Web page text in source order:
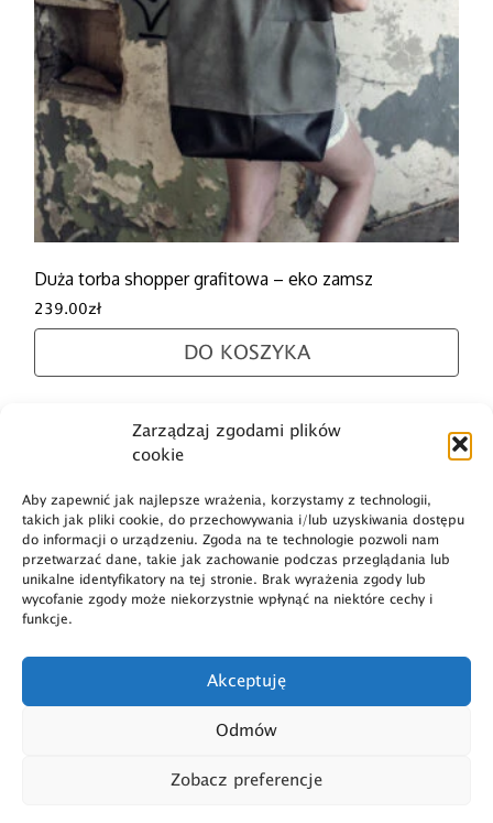
Zarządzaj zgodami plików
cookie
Aby zapewnić jak najlepsze wrażenia, korzystamy z technologii,
takich jak pliki cookie, do przechowywania i/lub uzyskiwania dostępu
do informacji o urządzeniu. Zgoda na te technologie pozwoli nam
przetwarzać dane, takie jak zachowanie podczas przeglądania lub
unikalne identyfikatory na tej stronie. Brak wyrażenia zgody lub
wycofanie zgody może niekorzystnie wpłynąć na niektóre cechy i
funkcje.
Akceptuję
Odmów
Zobacz preferencje
Duża torba shopper grafitowa – eko zamsz
239.00zł
DO KOSZYKA
2 3 4
Dostawa i płatność
Polityka prywatności
Regulamin
Polityka plików cookies
Dane firmy
Zwroty